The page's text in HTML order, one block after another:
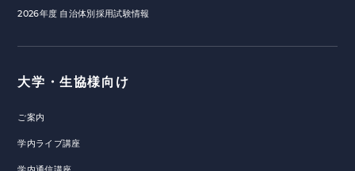
2026年度 自治体別採用試験情報
大学・生協様向け
ご案内
学内ライブ講座